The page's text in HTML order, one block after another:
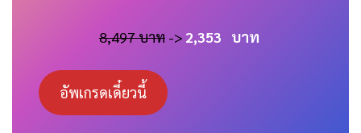
8,497 บาท-> 2,353 บาท
อัพเกรดเดี๋ยวนี้